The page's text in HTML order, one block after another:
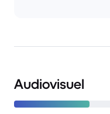
Audiovisuel